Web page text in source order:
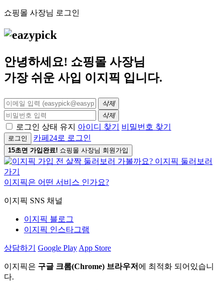
쇼핑몰 사장님 로그인
안녕하세요! 쇼핑몰 사장님
가장 쉬운 사입 이지픽 입니다.
삭제
삭제
로그인 상태 유지 아이디 찾기 비밀번호 찾기
로그인 카페24로 로그인
15초면 가입완료! 쇼핑몰 사장님 회원가입
이지픽은 어떤 서비스 인가요?
이지픽 SNS 채널
이지픽 블로그
이지픽 인스타그램
상담하기 Google Play App Store
이지픽은 구글 크롬(Chrome) 브라우저 에 최적화 되어있습니
다.